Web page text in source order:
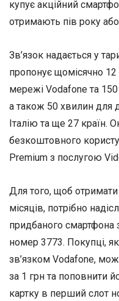
купує акційний
отримають пів року або
Зв’язок надається у
пропонує щомісячно 12
мережі Vodafone та
а також 50 хвилин для
Італію та ще 27 країн.
безкоштовного
Premium з послугою
Для того, щоб отримати
місяців, потрібно
придбаного смартфона
номер 3773. Покупці,
зв’язком Vodafone,
за 1 грн та поповнити
картку в перший слот